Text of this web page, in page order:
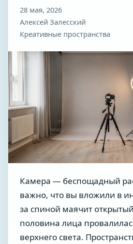
28 мая, 2026
Алексей Залесский
Креативные пространства
Камера — беспощадный
важно, что вы вложили в
за спиной маячит
половина лица
верхнего света.